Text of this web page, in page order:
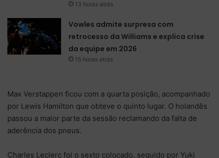
13 horas atrás
Vowles admite surpresa com
retrocesso da Williams e explica crise
da equipe em 2026
15 horas atrás
Max Verstappen ficou com a quarta posição, acompanhado
por Lewis Hamilton que obteve o quinto lugar. O holandês
passou a maior parte da sessão reclamando da falta de
aderência dos pneus.
Charles Leclerc foi o sexto colocado, seguido por Yuki